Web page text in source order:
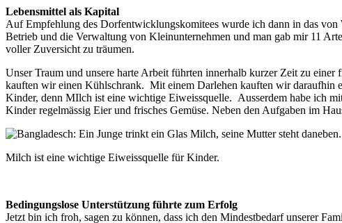
Lebensmittel als Kapital
Auf Empfehlung des Dorfentwicklungskomitees wurde ich dann in das
Betrieb und die Verwaltung von Kleinunternehmen und man gab mir 11
voller Zuversicht zu träumen.
Unser Traum und unsere harte Arbeit führten innerhalb kurzer Zeit zu
kauften wir einen Kühlschrank. Mit einem Darlehen kauften wir
Kinder, denn MIlch ist eine wichtige Eiweissquelle. Ausserdem habe ich
Kinder regelmässig Eier und frisches Gemüse. Neben den Aufgaben im
Milch ist eine wichtige Eiweissquelle für Kinder.
Bedingungslose Unterstützung führte zum Erfolg
Jetzt bin ich froh, sagen zu können, dass ich den Mindestbedarf unserer